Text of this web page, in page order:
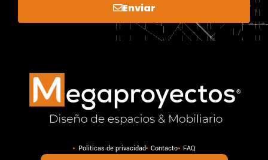
Enviar
Politicas de privacidad Contacto FAQ